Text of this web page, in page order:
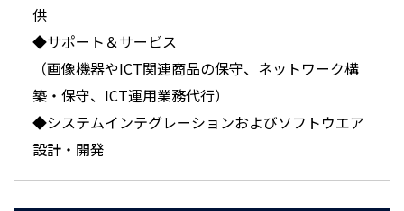
供
◆サポート＆サービス
（画像機器やICT関連商品の保守、ネットワーク構
築・保守、ICT運用業務代行）
◆システムインテグレーションおよびソフトウエア
設計・開発